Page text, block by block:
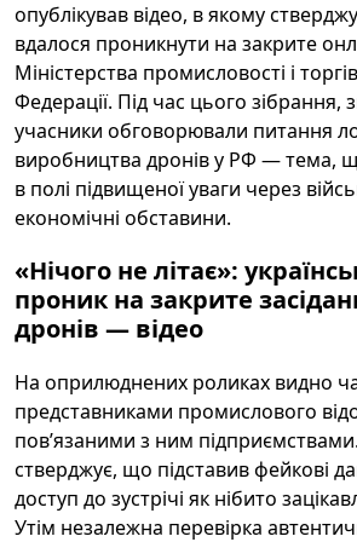
опублікував відео, в якому
вдалося проникнути на закрите
Міністерства промисловості і
Федерації. Під час цього зібрання,
учасники обговорювали питання
виробництва дронів у РФ — тема,
в полі підвищеної уваги через
економічні обставини.
«Нічого не літає»:
проник на закрите
дронів — відео
На оприлюднених роликах видно
представниками промислового
пов’язаними з ним
стверджує, що підставив фейкові
доступ до зустрічі як нібито
Утім незалежна перевірка